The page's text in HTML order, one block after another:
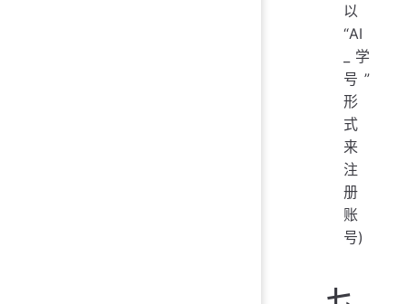
以
“AI
_学
号”
形
式
来
注
册
账
号)